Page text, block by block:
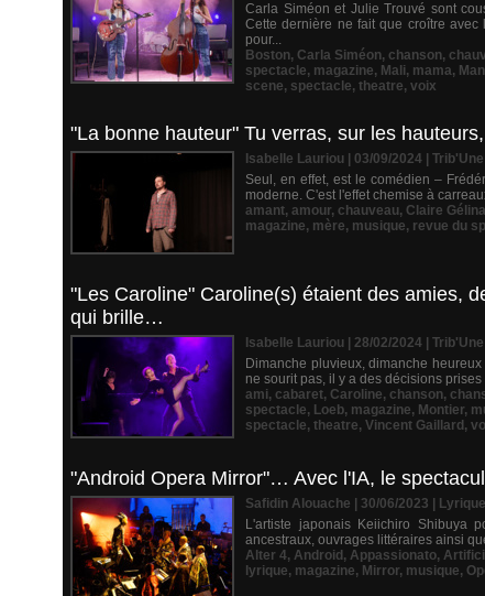
Carla Siméon et Julie Trouvé sont
Cette dernière ne fait que croître
pour...
Boston, Carla Siméon, chanson,
spectacle, magazine, Mali, mama,
scene, spectacle, theatre, voix
"La bonne hauteur" Tu verras, sur les
Isabelle Lauriou | 03/09/2024
Trib'Une
Seul, en effet, est le comédien –
moderne. C'est l'effet chemise à
amant, amour, chauveau, Claire
magazine, mère, musique, revue du
"Les Caroline" Caroline(s) étaient des amies,
qui brille…
Isabelle Lauriou | 28/02/2024
Trib'Une
Dimanche pluvieux, dimanche
ne sourit pas, il y a des décisions
ami, cabaret, Caroline, chanson,
spectacle, Loeb, magazine, Montier,
spectacle, theatre, Vincent Gaillard ,
"Android Opera Mirror"… Avec l'IA, le
Safidin Alouache | 30/06/2023
Lyrique
L'artiste japonais Keiichiro Shibuya
ancestraux, ouvrages littéraires ainsi
Alter 4, Android , Appassionato,
lyrique, magazine, Mirror, musique,